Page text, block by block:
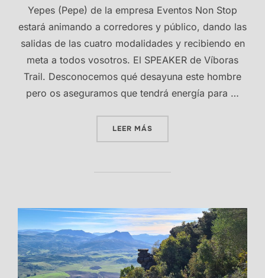
Yepes (Pepe) de la empresa Eventos Non Stop
estará animando a corredores y público, dando las
salidas de las cuatro modalidades y recibiendo en
meta a todos vosotros. El SPEAKER de Víboras
Trail. Desconocemos qué desayuna este hombre
pero os aseguramos que tendrá energía para …
LEER MÁS